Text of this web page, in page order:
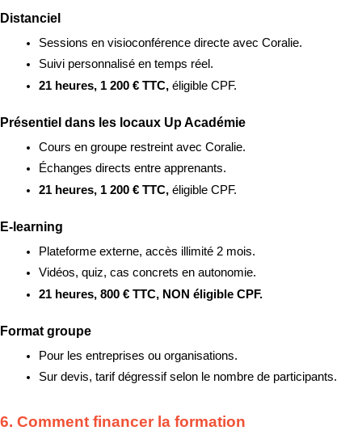
Distanciel
Sessions en visioconférence directe avec Coralie.
Suivi personnalisé en temps réel.
21 heures, 1 200 € TTC, éligible CPF.
Présentiel dans les locaux Up Académie
Cours en groupe restreint avec Coralie.
Échanges directs entre apprenants.
21 heures, 1 200 € TTC, éligible CPF.
E-learning
Plateforme externe, accès illimité 2 mois.
Vidéos, quiz, cas concrets en autonomie.
21 heures, 800 € TTC, NON éligible CPF.
Format groupe
Pour les entreprises ou organisations.
Sur devis, tarif dégressif selon le nombre de participants.
6. Comment financer la formation